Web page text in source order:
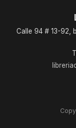
Calle 94 # 13-92,